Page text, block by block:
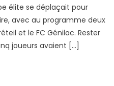
élite se déplaçait pour
avec au programme deux
et le FC Génilac. Rester
joueurs avaient […]